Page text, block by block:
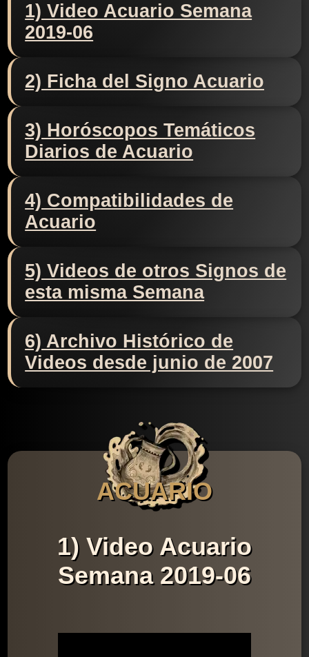
1) Video Acuario Semana
2019-06
2) Ficha del Signo Acuario
3) Horóscopos Temáticos
Diarios de Acuario
4) Compatibilidades de
Acuario
5) Videos de otros Signos de
esta misma Semana
6) Archivo Histórico de
Videos desde junio de 2007
ACUARIO
1) Video Acuario
Semana 2019-06